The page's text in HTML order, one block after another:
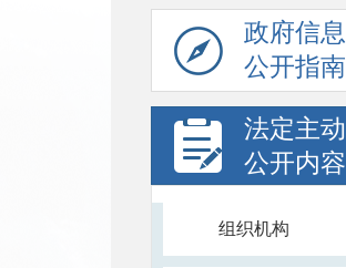
政府信息
公开指南
法定主动
公开内容
组织机构